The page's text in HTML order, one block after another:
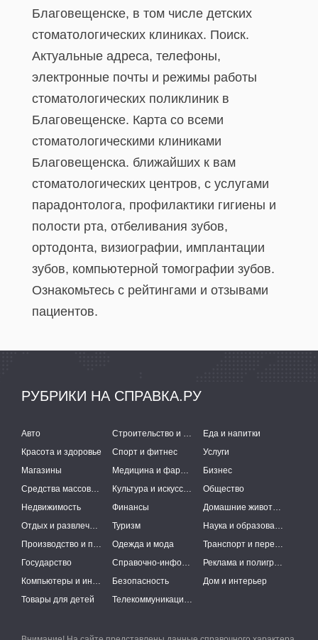
Благовещенске, в том числе детских
стоматологических клиниках. Поиск.
Актуальные адреса, телефоны,
электронные почты и режимы работы
стоматологических поликлиник в
Благовещенске. Карта со всеми
стоматологическими клиниками
Благовещенска. ближайших к вам
стоматологических центров, с услугами
парадонтолога, профилактики гигиены и
полости рта, отбеливания зубов,
ортодонта, визиографии, имплантации
зубов, компьютерной томографии зубов.
Ознакомьтесь с рейтингами и отзывами
пациентов.
РУБРИКИ НА СПРАВКА.РУ
Авто Строительство и ремонт
Еда и напитки
Красота и здоровье
Спорт и фитнес
Услуги
Магазины
Медицина и фармацевтика
Бизнес
Средства массовой информации
Культура и искусство
Общество
Недвижимость
Финансы
Домашние животные
Отдых и развлечения
Туризм
Наука и образование
Производство и поставки
Одежда и мода
Транспорт и перевозки
Государство
Справочно-информационные системы
Реклама и полиграфия
Компьютеры и интернет
Безопасность
Дом и интерьер
Товары для детей
Телекоммуникации и связь